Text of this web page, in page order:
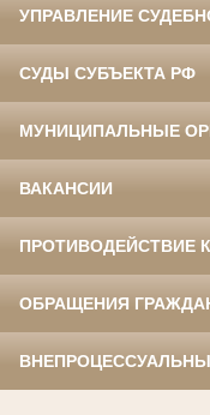
УПРАВЛЕНИЕ
СУДЫ СУБЪЕКТА РФ
МУНИЦИПАЛЬНЫЕ
ВАКАНСИИ
ПРОТИВОДЕЙСТВИЕ
ОБРАЩЕНИЯ